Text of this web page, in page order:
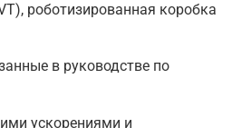
роботизированная коробка
в руководстве по
ускорениями и